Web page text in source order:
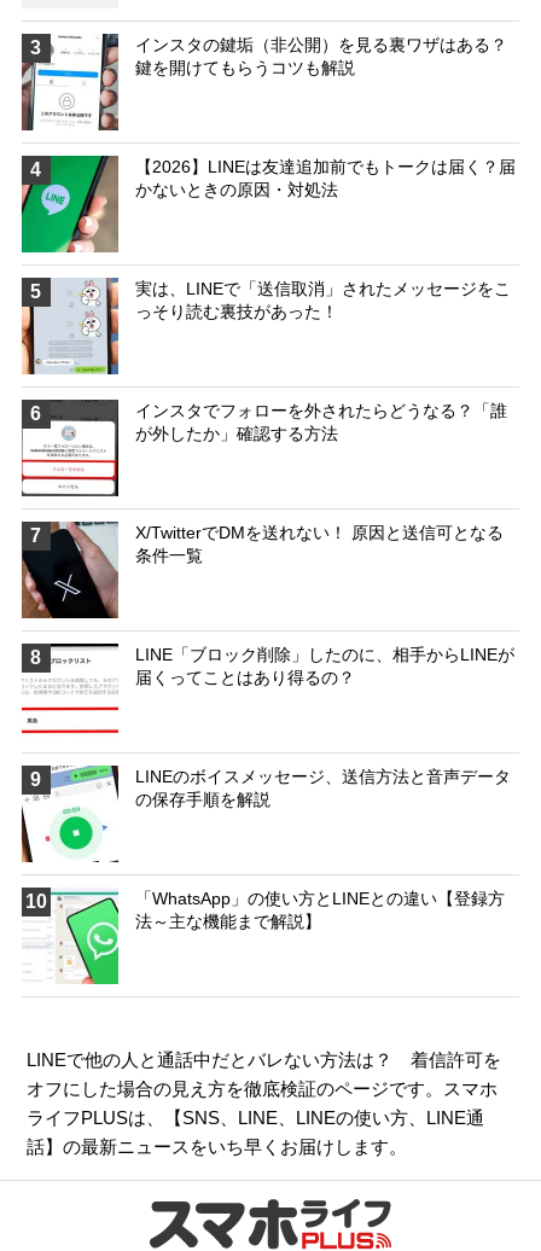
3
インスタの鍵垢（非公開）を見る裏ワザはある？
鍵を開けてもらうコツも解説
4
【2026】LINEは友達追加前でもトークは届く？届
かないときの原因・対処法
5
実は、LINEで「送信取消」されたメッセージをこ
っそり読む裏技があった！
6
インスタでフォローを外されたらどうなる？「誰
が外したか」確認する方法
7
X/TwitterでDMを送れない！ 原因と送信可となる
条件一覧
8
LINE「ブロック削除」したのに、相手からLINEが
届くってことはあり得るの？
9
LINEのボイスメッセージ、送信方法と音声データ
の保存手順を解説
10
「WhatsApp」の使い方とLINEとの違い【登録方
法～主な機能まで解説】
LINEで他の人と通話中だとバレない方法は？ 着信許可を
オフにした場合の見え方を徹底検証のページです。スマホ
ライフPLUSは、【SNS LINE LINEの使い方
LINE通
話】の最新ニュースをいち早くお届けします。